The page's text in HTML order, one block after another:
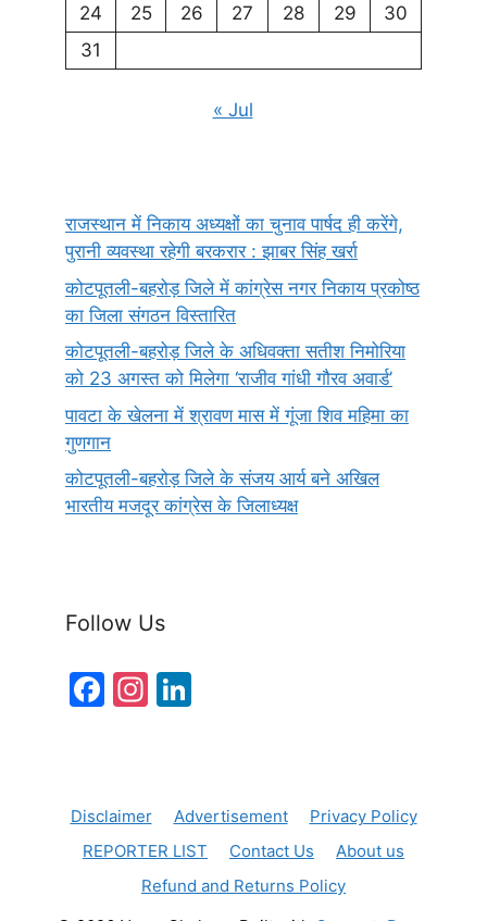
24
25 26 27 28 29
30
31
« Jul
राजस्थान में निकाय अध्यक्षों का चुनाव पार्षद ही करेंगे,
पुरानी व्यवस्था रहेगी बरकरार : झाबर सिंह खर्रा
कोटपूतली-बहरोड़ जिले में कांग्रेस नगर निकाय प्रकोष्ठ
का जिला संगठन विस्तारित
कोटपूतली-बहरोड़ जिले के अधिवक्ता सतीश निमोरिया
को 23 अगस्त को मिलेगा ‘राजीव गांधी गौरव अवार्ड’
पावटा के खेलना में श्रावण मास में गूंजा शिव महिमा का
गुणगान
कोटपूतली-बहरोड़ जिले के संजय आर्य बने अखिल
भारतीय मजदूर कांग्रेस के जिलाध्यक्ष
Follow Us
F
b
o
In
a
m
dI
n
Disclaimer Advertisement
Privacy Policy
REPORTER LIST
Contact Us
About us
Refund and Returns Policy